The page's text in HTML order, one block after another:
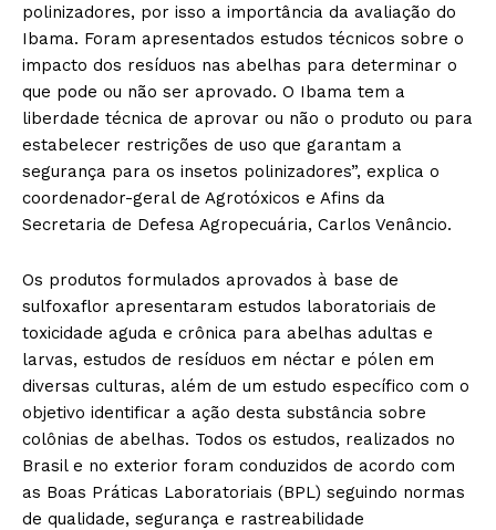
polinizadores, por isso a importância da avaliação do
Ibama. Foram apresentados estudos técnicos sobre o
impacto dos resíduos nas abelhas para determinar o
que pode ou não ser aprovado. O Ibama tem a
liberdade técnica de aprovar ou não o produto ou para
estabelecer restrições de uso que garantam a
segurança para os insetos polinizadores”, explica o
coordenador-geral de Agrotóxicos e Afins da
Secretaria de Defesa Agropecuária, Carlos Venâncio.
Os produtos formulados aprovados à base de
sulfoxaflor apresentaram estudos laboratoriais de
toxicidade aguda e crônica para abelhas adultas e
larvas, estudos de resíduos em néctar e pólen em
diversas culturas, além de um estudo específico com o
objetivo identificar a ação desta substância sobre
colônias de abelhas. Todos os estudos, realizados no
Brasil e no exterior foram conduzidos de acordo com
as Boas Práticas Laboratoriais (BPL) seguindo normas
de qualidade, segurança e rastreabilidade